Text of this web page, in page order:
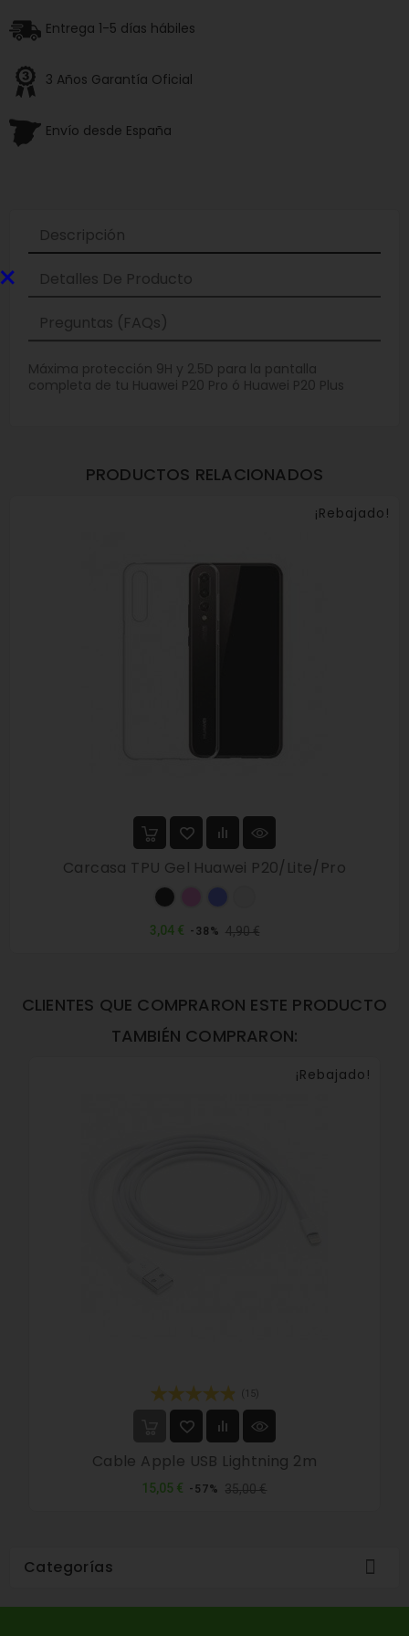
Entrega 1-5 días hábiles
3 Años Garantía Oficial
Envío desde España
Descripción
Detalles De Producto
Preguntas (FAQs)
Máxima protección 9H y 2.5D para la pantalla
completa de tu Huawei P20 Pro ó Huawei P20 Plus
PRODUCTOS RELACIONADOS
¡Rebajado!
Carcasa TPU Gel Huawei P20/Lite/Pro
Negro Rosa Azul
3,04 € Precio
-38% 4,90 €Precio
CLIENTES QUE COMPRARON ESTE PRODUCTO
TAMBIÉN COMPRARON:
¡Rebajado!
(15)
Cable Apple USB Lightning 2m
15,05 € Precio
-57% 35,00 €Precio
Categorías 